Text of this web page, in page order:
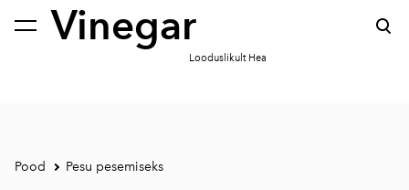
Vinegar
Looduslikult Hea
lisati ostukorvi. Vaata ostukorvi
Pood Pesu pesemiseks